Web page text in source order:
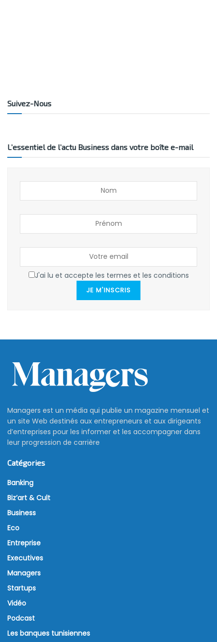
Suivez-Nous
L’essentiel de l’actu Business dans votre boîte e-mail
J'ai lu et accepte les termes et les conditions
JE M'INSCRIS
Managers est un média qui publie un magazine mensuel et
un site Web destinés aux entrepreneurs et aux dirigeants
d’entreprises pour les informer et les accompagner dans
leur progression de carrière
Catégories
Banking
Biz’art & Cult
Business
Eco
Entreprise
Executives
Managers
Startups
Vidéo
Podcast
Les banques tunisiennes